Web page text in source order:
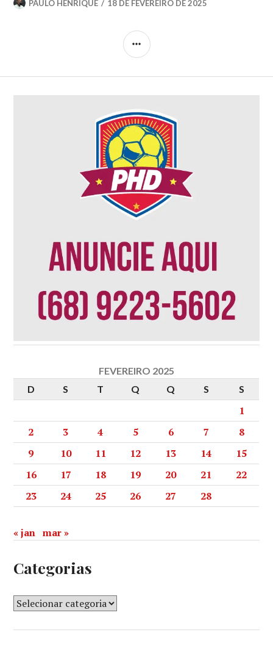
PAULO HENRIQUE 18 DE FEVEREIRO DE 2025
FEVEREIRO 2025
D
S T Q Q S S
1
2
3 4 5 6 7
8
9
10 11 12 13 14
15
16
17 18 19 20 21
22
23
24 25 26 27 28
« jan mar »
Categorias